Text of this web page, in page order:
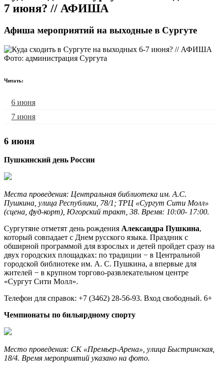
7 июня? // АФИША
Афиша мероприятий на выходные в Сургуте
Фото: администрация Сургута
Читать:
6 июня
7 июня
6 июня
Пушкинский день России
Места проведения: Центральная библиотека им. А.С.
Пушкина, улица Республики, 78/1; ТРЦ «Сургут Сити Молл»
(сцена, фуд-корт), Югорский тракт, 38. Время: 10:00- 17:00.
Сургутяне отметят день рождения Александра Пушкина,
который совпадает с Днем русского языка. Праздник с
обширной программой для взрослых и детей пройдет сразу на
двух городских площадках: по традиции − в Центральной
городской библиотеке им. А. С. Пушкина, а впервые для
жителей − в крупном торгово-развлекательном центре
«Сургут Сити Молл».
Телефон для справок: +7 (3462) 28-56-93. Вход свободный. 6+
Чемпионаты по бильярдному спорту
Место проведения: СК «Премьер-Арена», улица Быстринская,
18/4. Время мероприятий указано на фото.